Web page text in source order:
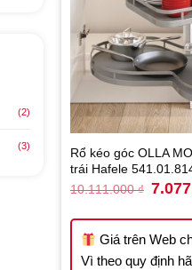
(2)
(3)
Rổ kéo góc OLLA
trái Hafele
10.111.000₫ Original
price
Giá trên Web
Vì theo quy định